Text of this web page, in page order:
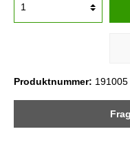
Produktnummer: 191005